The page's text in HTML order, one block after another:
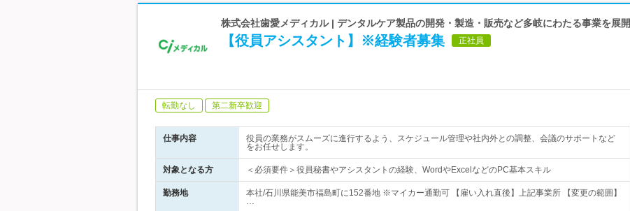
株式会社歯愛メディカル | デンタルケア製品の開発・製造・販売など多岐にわたる事業を展開
【役員アシスタント】※経験者募集 正社員
転勤なし 第二新卒歓迎
仕事内容
役員の業務がスムーズに進行するよう、スケジュール管理や社内外との調整、会議のサポートなど
をお任せします。
対象となる方 ＜必須要件＞役員秘書やアシスタントの経験、WordやExcelなどのPC基本スキル
勤務地
本社/石川県能美市福島町に152番地 ※マイカー通勤可 【雇い入れ直後】上記事業所 【変更の範囲】
…